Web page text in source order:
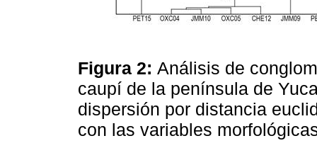
Figura 2: Análisis de
caupí de la península de
dispersión por distancia
con las variables